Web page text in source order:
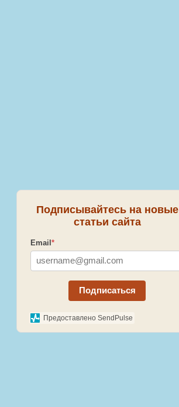
Подписывайтесь на новые
статьи сайта
Email *
Подписаться
Предоставлено SendPulse